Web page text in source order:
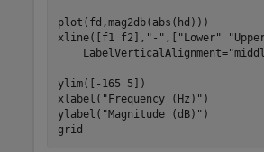
plot(fd,mag2db(abs(hd)))
xline([f1 f2], "-" ,[ "Lower"
    LabelVerticalAlignment=
ylim([-165 5])
xlabel( "Frequency (Hz)" )
ylabel( "Magnitude (dB)" )
grid